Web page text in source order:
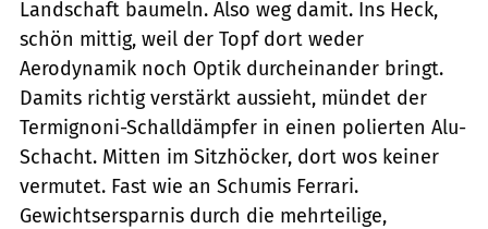
Landschaft baumeln. Also weg damit. Ins Heck,
schön mittig, weil der Topf dort weder
Aerodynamik noch Optik durcheinander bringt.
Damits richtig verstärkt aussieht, mündet der
Termignoni-Schalldämpfer in einen polierten Alu-
Schacht. Mitten im Sitzhöcker, dort wos keiner
vermutet. Fast wie an Schumis Ferrari.
Gewichtsersparnis durch die mehrteilige,